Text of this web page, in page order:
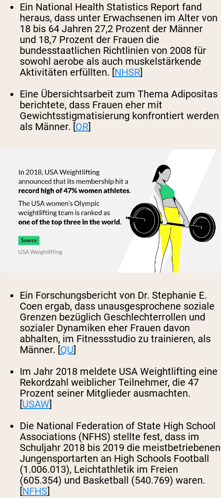
Ein National Health Statistics Report fand
heraus, dass unter Erwachsenen im Alter von
18 bis 64 Jahren 27,2 Prozent der Männer
und 18,7 Prozent der Frauen die
bundesstaatlichen Richtlinien von 2008 für
sowohl aerobe als auch muskelstärkende
Aktivitäten erfüllten. [NHSR]
Eine Übersichtsarbeit zum Thema Adipositas
berichtete, dass Frauen eher mit
Gewichtsstigmatisierung konfrontiert werden
als Männer. [OR]
Ein Forschungsbericht von Dr. Stephanie E.
Coen ergab, dass unausgesprochene soziale
Grenzen bezüglich Geschlechterrollen und
sozialer Dynamiken eher Frauen davon
abhalten, im Fitnessstudio zu trainieren, als
Männer. [QU]
Im Jahr 2018 meldete USA Weightlifting eine
Rekordzahl weiblicher Teilnehmer, die 47
Prozent seiner Mitglieder ausmachten.
[USAW]
Die National Federation of State High School
Associations (NFHS) stellte fest, dass im
Schuljahr 2018 bis 2019 die meistbetriebenen
Jungensportarten an High Schools Football
(1.006.013), Leichtathletik im Freien
(605.354) und Basketball (540.769) waren.
[NFHS]